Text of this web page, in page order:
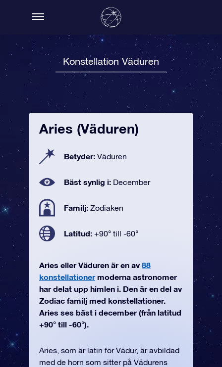
Konstellation Väduren
Aries (Väduren)
Betyder: Väduren
Bäst synlig i: December
Familj: Zodiaken
Latitud: +90° till -60°
Aries eller Väduren är en av 88
konstellationermoderna astronomer
har delat upp himlen i. Den är en del av
Zodiac familj med konstellationer.
Aries ses bäst i december (från latitud
+90° till -60°).
Aries, som är latin för Vädur, är avbildad
med de horn som sitter på Vädurens